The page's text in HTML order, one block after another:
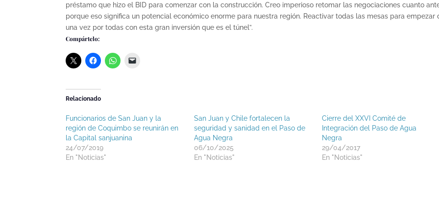
préstamo que hizo el BID para comenzar con la construcción. Creo imperioso retomar las negociaciones cuanto
porque eso significa un potencial económico enorme para nuestra región. Reactivar todas las mesas para empezar
una vez por todas con esta gran inversión que es el túnel”.
Compártelo:
Relacionado
Funcionarios de San Juan y la
región de Coquimbo se reunirán en
la Capital sanjuanina
24/07/2019
En "Noticias"
San Juan y Chile fortalecen la
seguridad y sanidad en el Paso de
Agua Negra
06/10/2025
En "Noticias"
Cierre del XXVI Comité de
Integración del Paso de Agua
Negra
29/04/2017
En "Noticias"